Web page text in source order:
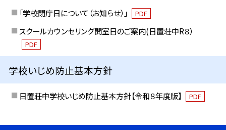
「学校閉庁日について（お知らせ）」 PDF
スクールカウンセリング開室日のご案内(日置荘中R８）
PDF
学校いじめ防止基本方針
日置荘中学校いじめ防止基本方針【令和８年度版】 PDF